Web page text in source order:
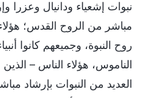
نبوات إشعياء ودانيال وعزرا
مباشر من الروح القدس؛ هؤلاء
روح النبوة، وجميعهم كانوا
الناموس، هؤلاء الناس – الذين
العديد من النبوات بإرشاد